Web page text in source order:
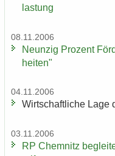
las­tung
08.11.2006
Neun­zig Pro­zent
hei­ten"
04.11.2006
Wirt­schaft­li­che Lage
03.11.2006
RP Chem­nitz